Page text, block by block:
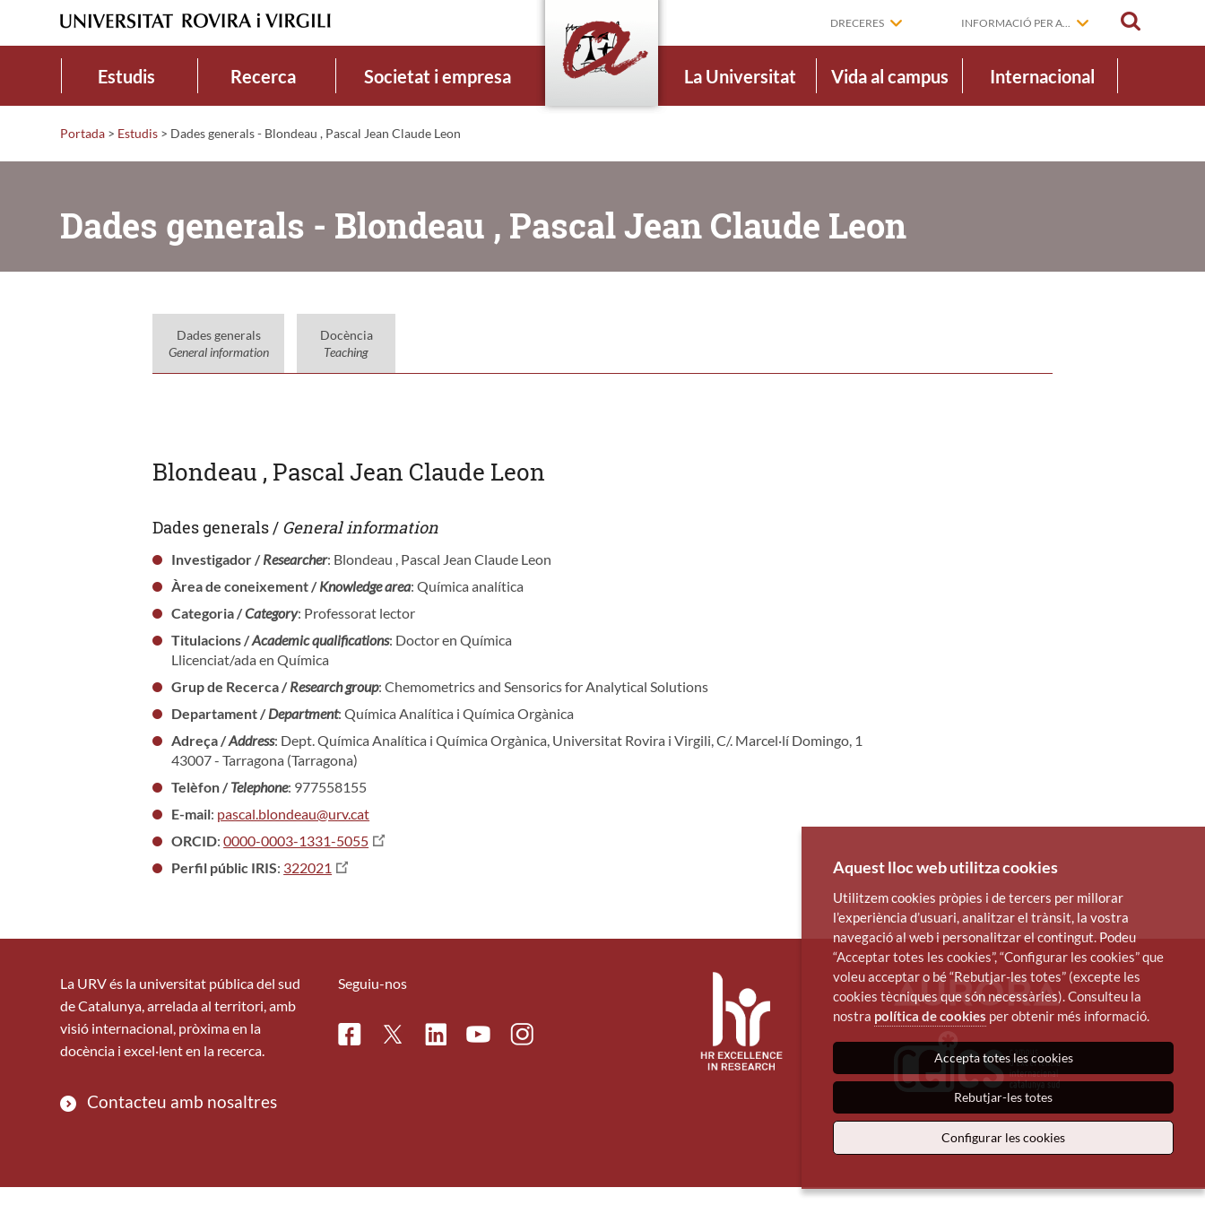
DRECERES INFORMACIÓ PER A...
Estudis Recerca Societat i empresa La Universitat Vida al campus Internacional
Portada > Estudis > Dades generals - Blondeau , Pascal Jean Claude Leon
Dades generals - Blondeau , Pascal Jean Claude Leon
Dades generals
General information
Docència
Teaching
Blondeau , Pascal Jean Claude Leon
Dades generals / General information
Investigador /Researcher: Blondeau , Pascal Jean Claude Leon
Àrea de coneixement /Knowledge area: Química analítica
Categoria /Category: Professorat lector
Titulacions /Academic qualifications: Doctor en Química
Llicenciat/ada en Química
Grup de Recerca /Research group: Chemometrics and Sensorics for Analytical Solutions
Departament /Department: Química Analítica i Química Orgànica
Adreça /Address: Dept. Química Analítica i Química Orgànica, Universitat Rovira i Virgili, C/. Marcel·lí Domingo, 1
43007 - Tarragona (Tarragona)
Telèfon /Telephone: 977558155
E-mail: pascal.blondeau@urv.cat
ORCID:0000-0003-1331-5055
Perfil públic IRIS: 322021
La URV és la universitat pública del sud
de Catalunya, arrelada al territori, amb
visió internacional, pròxima en la
docència i excel·lent en la recerca.
Contacteu amb nosaltres
Seguiu-nos
FacebookTwitterLinkedinYoutubeInstagram
Aquest lloc web utilitza cookies
Utilitzem cookies pròpies i de tercers per millorar
l’experiència d’usuari, analitzar el trànsit, la vostra
navegació al web i personalitzar el contingut. Podeu
“Acceptar totes les cookies”, “Configurar les cookies” que
voleu acceptar o bé “Rebutjar-les totes” (excepte les
cookies tècniques que són necessàries). Consulteu la
nostra política de cookies per obtenir més informació.
Accepta totes les cookies
Rebutjar-les totes
Configurar les cookies